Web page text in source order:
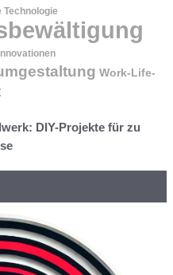
Technologie
Work-Life-
DIY-Projekte für zu